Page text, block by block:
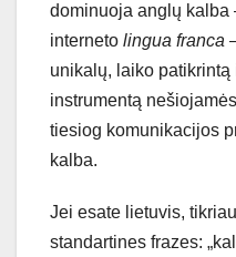
dominuoja anglų kalba
interneto lingua franca
unikalų, laiko
instrumentą
tiesiog komunikacijos
kalba.
Jei esate lietuvis,
standartines frazes: